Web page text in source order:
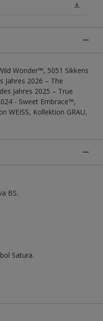
Wonder™, 5051 Sikkens
Jahres 2026 – The
Jahres 2025 – True
- Sweet Embrace™,
WEISS, Kollektion GRAU,
BS.
Satura.